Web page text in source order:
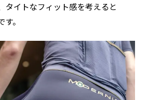
タイトなフィット感を考えると
。